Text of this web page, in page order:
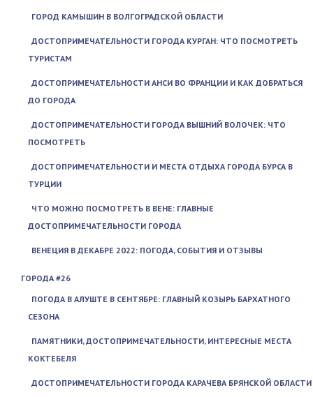
ГОРОД КАМЫШИН В ВОЛГОГРАДСКОЙ ОБЛАСТИ
ДОСТОПРИМЕЧАТЕЛЬНОСТИ ГОРОДА КУРГАН: ЧТО ПОСМОТРЕТЬ
ТУРИСТАМ
ДОСТОПРИМЕЧАТЕЛЬНОСТИ АНСИ ВО ФРАНЦИИ И КАК ДОБРАТЬСЯ
ДО ГОРОДА
ДОСТОПРИМЕЧАТЕЛЬНОСТИ ГОРОДА ВЫШНИЙ ВОЛОЧЕК: ЧТО
ПОСМОТРЕТЬ
ДОСТОПРИМЕЧАТЕЛЬНОСТИ И МЕСТА ОТДЫХА ГОРОДА БУРСА В
ТУРЦИИ
ЧТО МОЖНО ПОСМОТРЕТЬ В ВЕНЕ: ГЛАВНЫЕ
ДОСТОПРИМЕЧАТЕЛЬНОСТИ ГОРОДА
ВЕНЕЦИЯ В ДЕКАБРЕ 2022: ПОГОДА, СОБЫТИЯ И ОТЗЫВЫ
ГОРОДА #26
ПОГОДА В АЛУШТЕ В СЕНТЯБРЕ: ГЛАВНЫЙ КОЗЫРЬ БАРХАТНОГО
СЕЗОНА
ПАМЯТНИКИ, ДОСТОПРИМЕЧАТЕЛЬНОСТИ, ИНТЕРЕСНЫЕ МЕСТА
КОКТЕБЕЛЯ
ДОСТОПРИМЕЧАТЕЛЬНОСТИ ГОРОДА КАРАЧЕВА БРЯНСКОЙ ОБЛАСТИ